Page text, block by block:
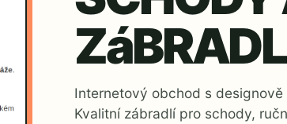
Internetový obchod s
Kvalitní zábradlí pro schody,